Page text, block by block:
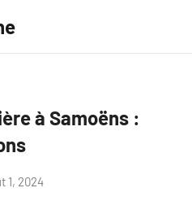
à Samoëns :
1, 2024